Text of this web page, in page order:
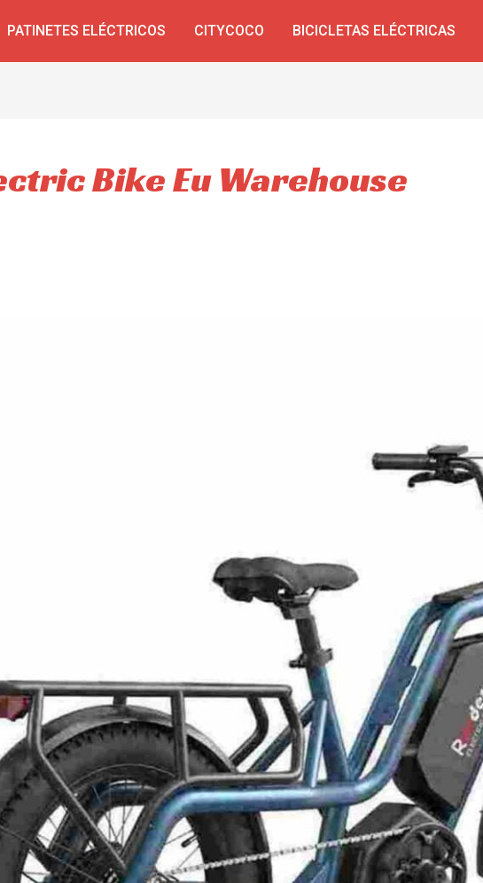
PATINETES ELÉCTRICOS CITYCOCO BICICLETAS ELÉCTRICAS
Bike Eu Warehouse